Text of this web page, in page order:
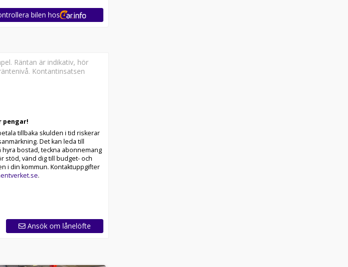
bilen hos
Räntan är indikativ, hör
Kontantinsatsen
pengar!
tillbaka skulden i tid riskerar
Det kan leda till
hyra bostad, teckna abonnemang
stöd, vänd dig till budget- och
i din kommun. Kontaktuppgifter
.
Ansök om lånelöfte